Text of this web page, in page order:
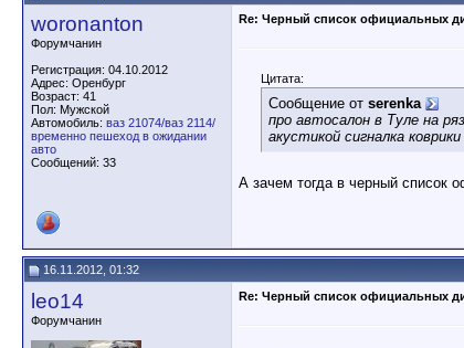
woronanton
Форумчанин
Регистрация: 04.10.2012
Адрес: Оренбург
Возраст: 41
Пол: Мужской
Автомобиль: ваз 21074/ваз 2114/
временно пешеход в ожидании
авто
Сообщений: 33
Re: Черный список официальных
Цитата:
Сообщение от serenka
про автосалон в Туле на
акустикой сигналка
А зачем тогда в черный список
16.11.2012, 01:32
leo14
Форумчанин
Re: Черный список официальных